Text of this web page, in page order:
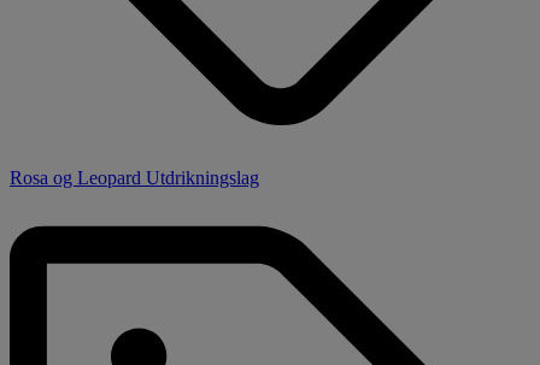
Rosa og Leopard Utdrikningslag